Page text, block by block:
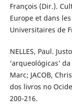
François (Dir.).
Europe et dans
Universitaires de
NELLES, Paul.
‘arqueológicas’
Marc; JACOB,
dos livros no
200-216.